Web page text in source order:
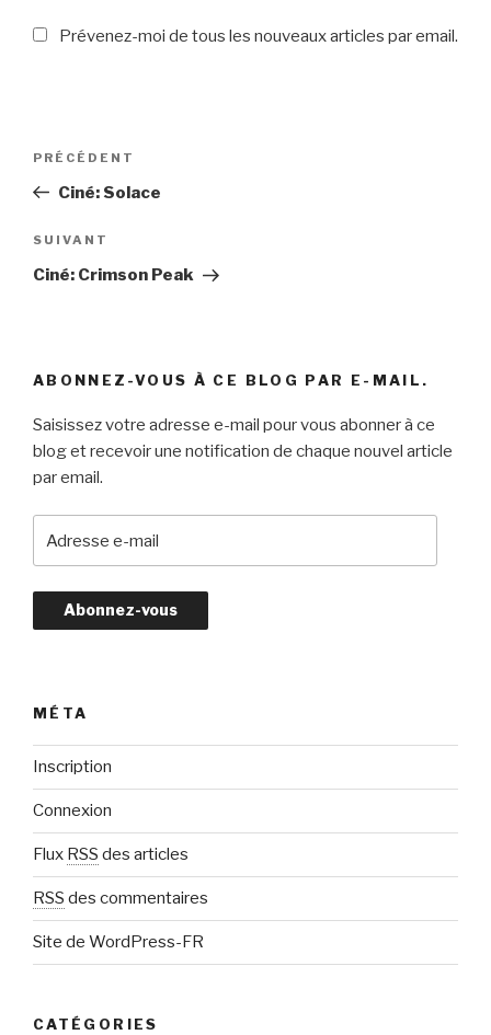
Prévenez-moi de tous les nouveaux articles par email.
Navigation
Article
précédent
PRÉCÉDENT
Ciné: Solace
Article
suivant
SUIVANT
Ciné: Crimson Peak
ABONNEZ-VOUS À CE BLOG PAR E-MAIL.
Saisissez votre adresse e-mail pour vous abonner à ce
blog et recevoir une notification de chaque nouvel article
par email.
s
e
m
a
i
l
MÉTA
Inscription
Connexion
Flux RSS des articles
RSS des commentaires
Site de WordPress-FR
CATÉGORIES